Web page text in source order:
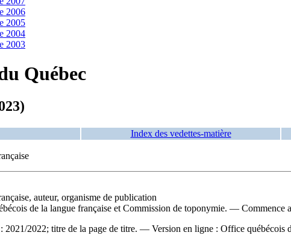
2006
2005
2004
2003
Québec
Index des vedettes-matière
auteur, organisme de publication
de la langue française et Commission de toponymie. —
2022; titre de la page de titre. — Version en ligne : Office québécois